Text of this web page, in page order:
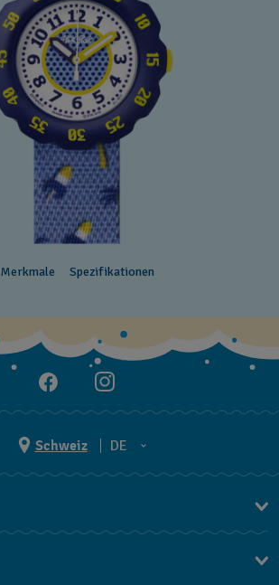
Merkmale Spezifikationen
Schweiz
DE
EN